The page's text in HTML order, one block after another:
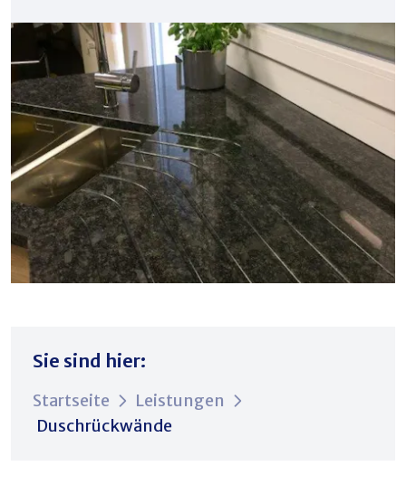
Sie sind hier:
Startseite
Leistungen
Duschrückwände